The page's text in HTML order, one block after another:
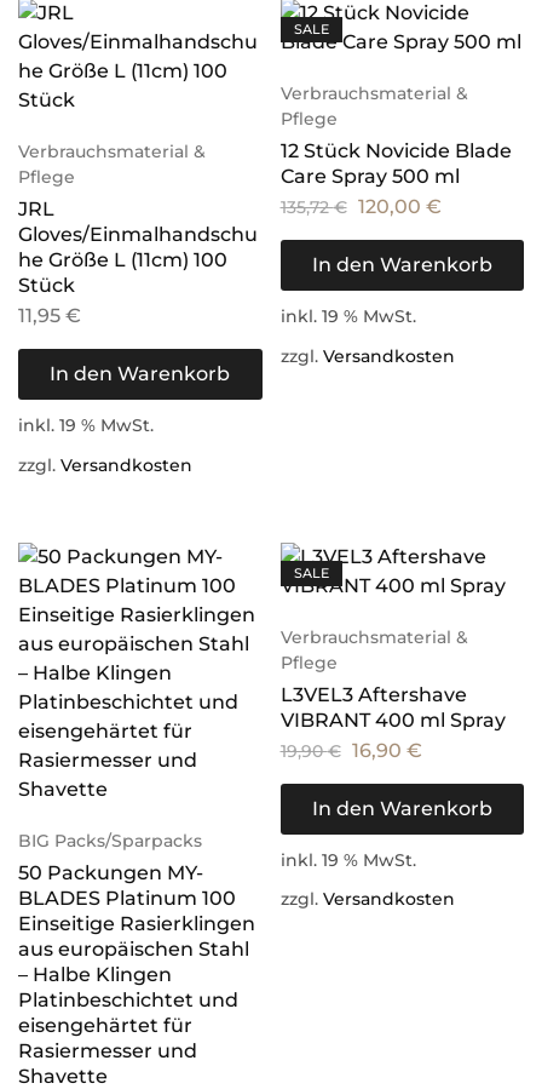
Verbrauchsmaterial &
Pflege
JRL
Gloves/Einmalhandschu
he Größe L (11cm) 100
Stück
11,95 €
In den Warenkorb
inkl. 19 % MwSt.
zzgl. Versandkosten
SALE
Verbrauchsmaterial &
Pflege
12 Stück Novicide Blade
Care Spray 500 ml
135,72€ 120,00 €
In den Warenkorb
inkl. 19 % MwSt.
zzgl. Versandkosten
BIG Packs/Sparpacks
50 Packungen MY-
BLADES Platinum 100
Einseitige Rasierklingen
aus europäischen Stahl
– Halbe Klingen
Platinbeschichtet und
eisengehärtet für
Rasiermesser und
Shavette
SALE
Verbrauchsmaterial &
Pflege
L3VEL3 Aftershave
VIBRANT 400 ml Spray
19,90€ 16,90 €
In den Warenkorb
inkl. 19 % MwSt.
zzgl. Versandkosten